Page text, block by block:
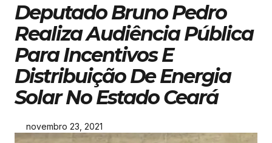
Deputado Bruno Pedro
Realiza Audiência Pública
Para Incentivos E
Distribuição De Energia
Solar No Estado Ceará
novembro 23, 2021